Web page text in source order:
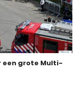
een grote Multi-